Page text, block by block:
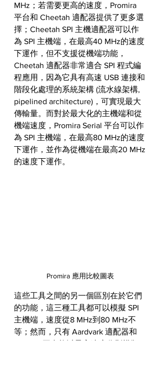
MHz；若需要更高的速度，Promira
平台和 Cheetah 適配器提供了更多選
擇；Cheetah SPI 主機適配器可以作
為 SPI 主機端，在最高40 MHz的速度
下運作，但不支援從機端功能，
Cheetah 適配器非常適合 SPI 程式編
程應用，因為它具有高速 USB 連接和
階段化處理的系統架構 (流水線架構,
pipelined architecture)，可實現最大
傳輸量。而對於最大化的主機端和從
機端速度，Promira Serial 平台可以作
為 SPI 主機端，在最高80 MHz的速度
下運作，並作為從機端在最高20 MHz
的速度下運作。
Promira 應用比較圖表
這些工具之間的另一個區別在於它們
的功能，這三種工具都可以模擬 SPI
主機端，速度從8 MHz到80 MHz不
等；然而，只有 Aardvark 適配器和